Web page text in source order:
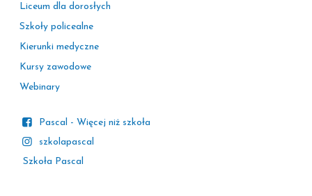
Liceum dla dorosłych
Szkoły policealne
Kierunki medyczne
Kursy zawodowe
Webinary
Pascal - Więcej niż szkoła
szkolapascal
Szkoła Pascal